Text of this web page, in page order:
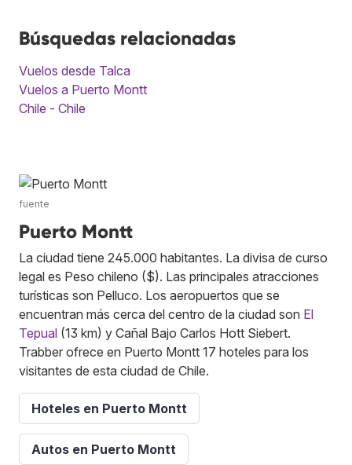
Búsquedas relacionadas
Vuelos desde Talca
Vuelos a Puerto Montt
Chile - Chile
fuente
Puerto Montt
La ciudad tiene 245.000 habitantes. La divisa de curso
legal es Peso chileno ($). Las principales atracciones
turísticas son Pelluco. Los aeropuertos que se
encuentran más cerca del centro de la ciudad son El
Tepual (13 km) y Cañal Bajo Carlos Hott Siebert.
Trabber ofrece en Puerto Montt 17 hoteles para los
visitantes de esta ciudad de Chile.
Hoteles en Puerto Montt
Autos en Puerto Montt